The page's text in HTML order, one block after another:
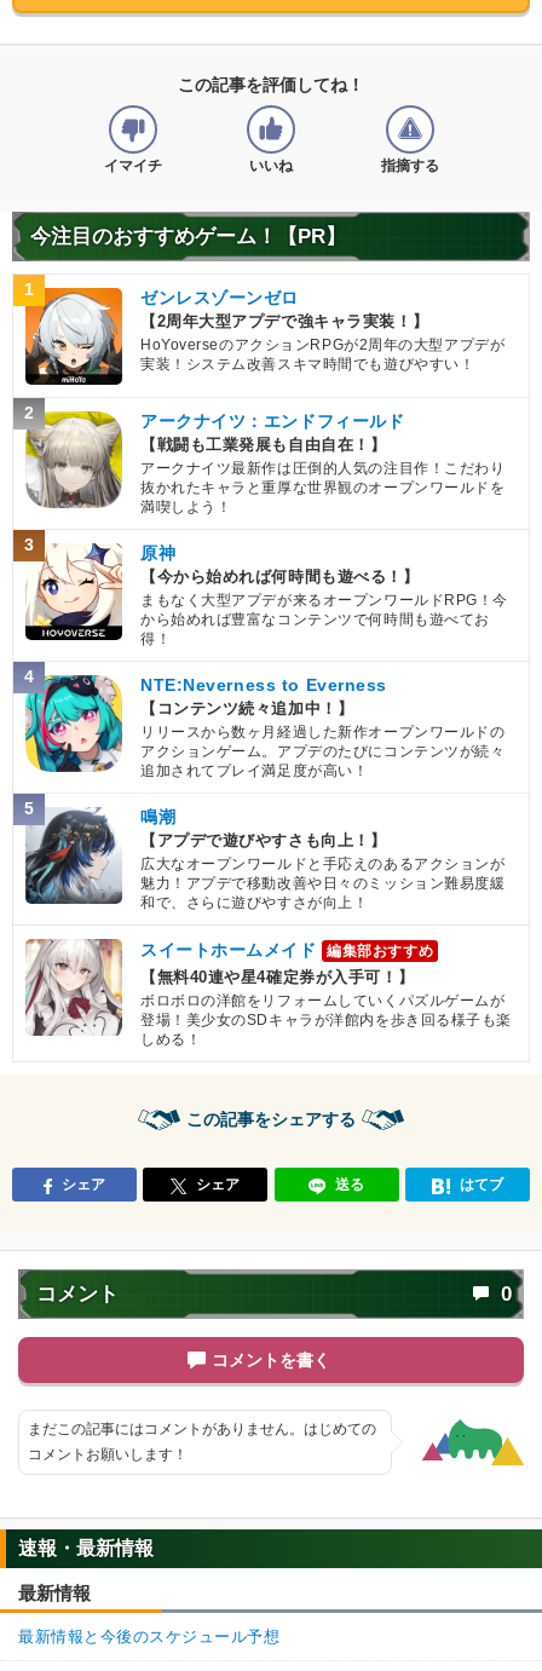
この記事を評価してね！
イマイチ いいね 指摘する
今注目のおすすめゲーム！【PR】
1 ゼンレスゾーンゼロ
【2周年大型アプデで強キャラ実装！】
HoYoverseのアクションRPGが2周年の大型アプデが
実装！システム改善スキマ時間でも遊びやすい！
2 アークナイツ：エンドフィールド
【戦闘も工業発展も自由自在！】
アークナイツ最新作は圧倒的人気の注目作！こだわり
抜かれたキャラと重厚な世界観のオープンワールドを
満喫しよう！
3 原神
【今から始めれば何時間も遊べる！】
まもなく大型アプデが来るオープンワールドRPG！今
から始めれば豊富なコンテンツで何時間も遊べてお
得！
4 NTE:Neverness to Everness
【コンテンツ続々追加中！】
リリースから数ヶ月経過した新作オープンワールドの
アクションゲーム。アプデのたびにコンテンツが続々
追加されてプレイ満足度が高い！
5 鳴潮
【アプデで遊びやすさも向上！】
広大なオープンワールドと手応えのあるアクションが
魅力！アプデで移動改善や日々のミッション難易度緩
和で、さらに遊びやすさが向上！
スイートホームメイド 編集部おすすめ
【無料40連や星4確定券が入手可！】
ボロボロの洋館をリフォームしていくパズルゲームが
登場！美少女のSDキャラが洋館内を歩き回る様子も楽
しめる！
この記事をシェアする
シェア シェア 送る はてブ
コメント 0
コメントを書く
まだこの記事にはコメントがありません。はじめての
コメントお願いします！
速報・最新情報
最新情報
最新情報と今後のスケジュール予想